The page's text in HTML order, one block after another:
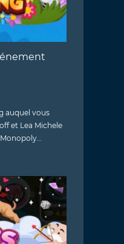
auquel vous
et Lea Michele